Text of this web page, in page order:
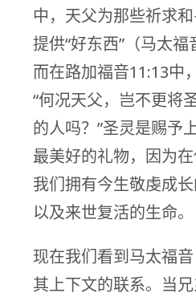
中，天父为那些祈求
提供“好东西”（马太福
而在路加福音11:13中
“何况天父，岂不更将
的人吗？”圣灵是赐予
最美好的礼物，因为在
我们拥有今生敬虔成长
以及来世复活的生命。
现在我们看到马太福
其上下文的联系。当